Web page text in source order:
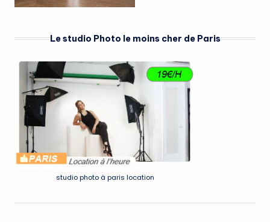
Le studio Photo le moins cher de Paris
studio photo à paris location